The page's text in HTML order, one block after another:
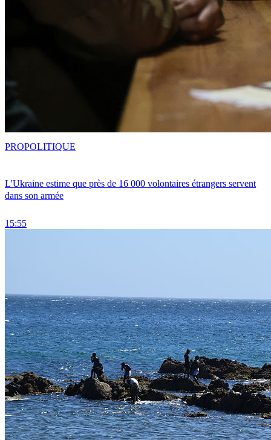
L'Ukraine estime que près de 16 000 volontaires étrangers servent
dans son armée
15:55
PROPOLITIQUE